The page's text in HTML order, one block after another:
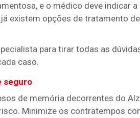
e o médico deve indicar
existem opções de tratamento
para tirar todas as
caso.
seguro
de memória decorrentes do
Minimize os contratempos